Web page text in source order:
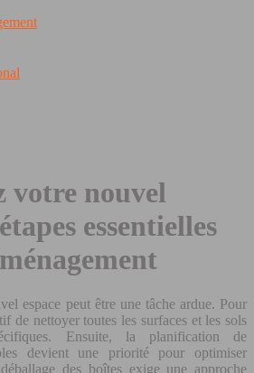
votre nouvel
essentielles
espace peut être une tâche ardue. Pour
de nettoyer toutes les surfaces et les sols
Ensuite, la planification de
devient une priorité pour optimiser
des boîtes exige une approche